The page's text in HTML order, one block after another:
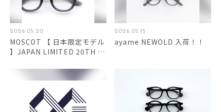
2026.05.20
MOSCOT 【 日本限定モデル
】JAPAN LIMITED 20TH 入
2026.05.15
ayame NEWOLD 入荷！！